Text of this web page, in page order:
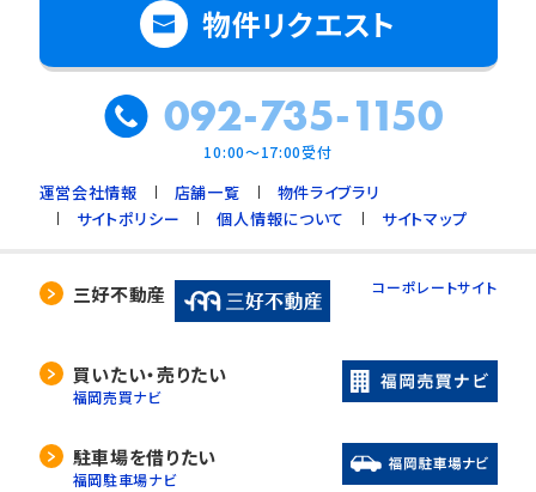
物件リクエスト
092-735-1150
10:00～17:00受付
運営会社情報 店舗一覧
物件ライブラリ
サイトポリシー
個人情報について サイトマップ
三好不動産 コーポレートサイト
買いたい・売りたい
福岡売買ナビ
駐車場を借りたい
福岡駐車場ナビ